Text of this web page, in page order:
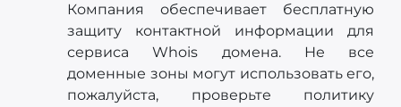
Компания обеспечивает бесплатную
защиту контактной информации для
сервиса Whois домена. Не все
доменные зоны могут использовать его,
пожалуйста, проверьте политику